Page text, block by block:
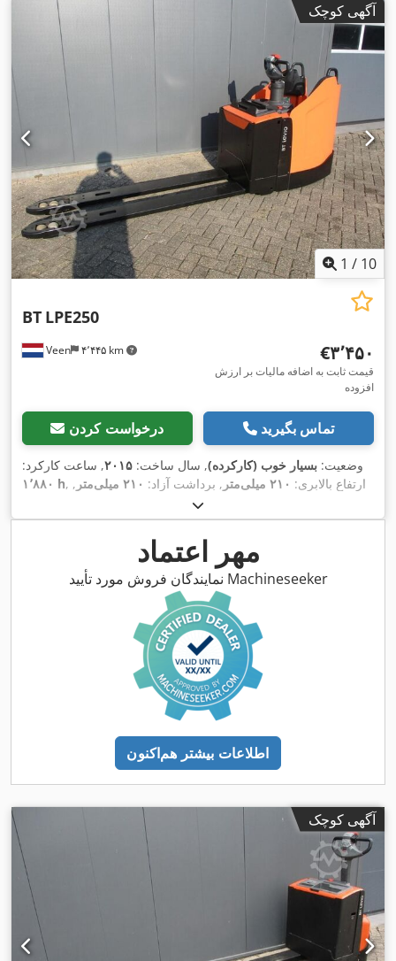
آگهی کوچک
1 / 10
Veen ۴٬۴۴۵ km
BT LPE250
‎€۳٬۴۵۰
قیمت ثابت به اضافه مالیات بر ارزش
افزوده
درخواست کردن تماس بگیرید
وضعیت: بسیار خوب (کارکرده), سال ساخت: ۲۰۱۵, ساعت کارکرد:
۱٬۸۸۰ h
, ارتفاع بالابری: ۲۱۰ میلی‌متر , برداشت آزاد: ۲۱۰ میلی‌متر
,
, طول شاخک‌ها:
۵۵۰ میلی‌متر
, ارتفاع کل:۱٬۳۰۰ میلی‌متر , رنگ:دیگر ,
مهر اعتماد
نمایندگان فروش مورد تأیید Machineseeker
اطلاعات بیشتر هم‌اکنون
آگهی کوچک